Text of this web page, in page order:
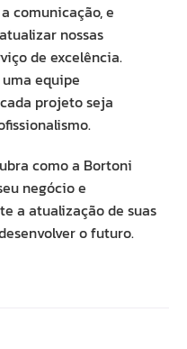
comunicação, e
nossas
de excelência.
equipe
projeto seja
como a Bortoni
negócio e
a atualização de suas
o futuro.